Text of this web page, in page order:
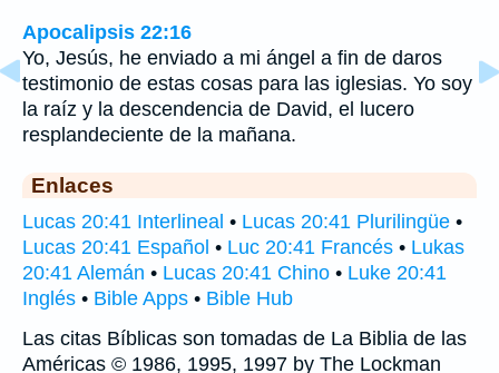
Apocalipsis 22:16
Yo, Jesús, he enviado a mi ángel a fin de daros
testimonio de estas cosas para las iglesias. Yo soy
la raíz y la descendencia de David, el lucero
resplandeciente de la mañana.
Enlaces
Lucas 20:41 Interlineal • Lucas 20:41 Plurilingüe •
Lucas 20:41 Español • Luc 20:41 Francés • Lukas
20:41 Alemán • Lucas 20:41 Chino • Luke 20:41
Inglés • Bible Apps • Bible Hub
Las citas Bíblicas son tomadas de La Biblia de las
Américas © 1986, 1995, 1997 by The Lockman